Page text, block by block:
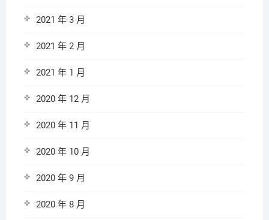
2021 年 3 月
2021 年 2 月
2021 年 1 月
2020 年 12 月
2020 年 11 月
2020 年 10 月
2020 年 9 月
2020 年 8 月